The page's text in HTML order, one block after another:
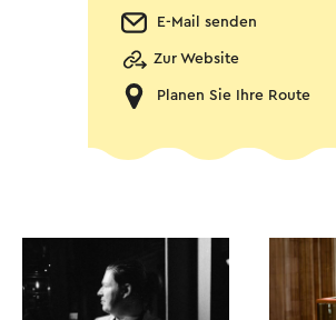
E-Mail senden
Zur Website
Planen Sie Ihre Route